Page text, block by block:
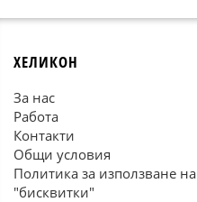
ХЕЛИКОН
За нас
Работа
Контакти
Общи условия
Политика за използване на
"бисквитки"